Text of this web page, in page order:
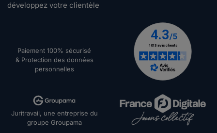
développez votre clientèle
Paiement 100% sécurisé
& Protection des données
personnelles
Juritravail, une entreprise du
groupe Groupama